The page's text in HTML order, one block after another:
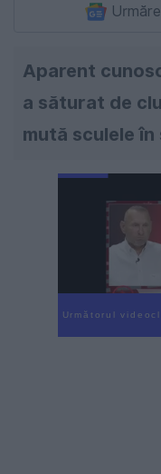
Aparent
a săturat de
mută sculele în
Următorul